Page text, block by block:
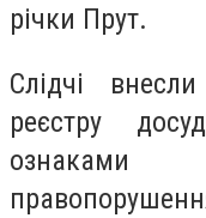
річки Прут.
Слідчі
реєстру